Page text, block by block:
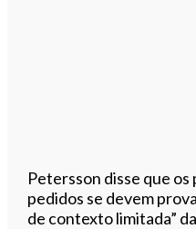
Petersson disse que os
pedidos se devem
de contexto limitada”